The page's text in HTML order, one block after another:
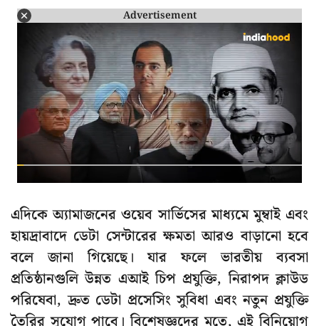
Advertisement
এদিকে অ্যামাজনের ওয়েব সার্ভিসের মাধ্যমে মুম্বাই এবং
হায়দ্রাবাদে ডেটা সেন্টারের ক্ষমতা আরও বাড়ানো হবে
বলে জানা গিয়েছে। যার ফলে ভারতীয় ব্যবসা
প্রতিষ্ঠানগুলি উন্নত এআই চিপ প্রযুক্তি, নিরাপদ ক্লাউড
পরিষেবা, দ্রুত ডেটা প্রসেসিং সুবিধা এবং নতুন প্রযুক্তি